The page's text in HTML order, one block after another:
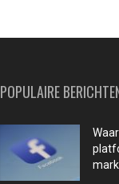
POPULAIRE